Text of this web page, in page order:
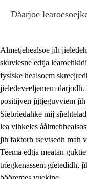
2. Lïeremen,
2.1 Sosijaale
Dåarjoe
Almetjehealsoe jïh
skuvlesne edtja
fysiske healsoem
jieledeveeljemem
positijven jïjtjeguvviem jïh
Siebriedahke mij
lea vihkeles
jïh faktorh tsevtsedh mah
Teema edtja meatan
trïegkenassem gïetedidh,